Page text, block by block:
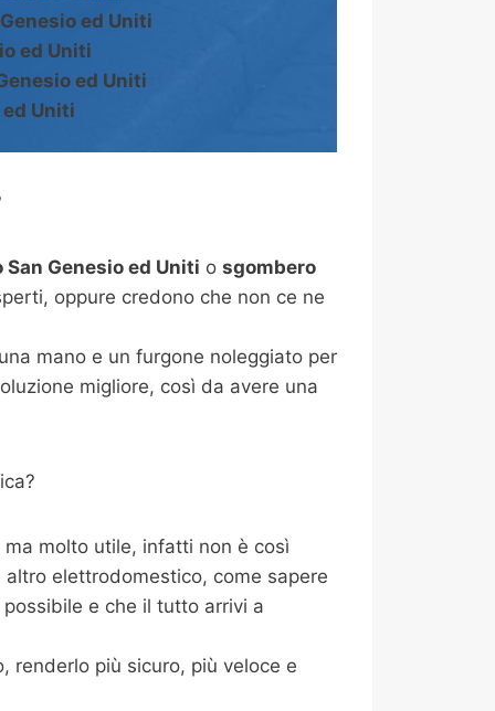
ed Uniti
ed Uniti
ed Uniti
ed Uniti
Genesio ed Uniti o sgombero
oppure credono che non ce ne
mano e un furgone noleggiato per
migliore, così da avere una
molto utile, infatti non è così
elettrodomestico, come sapere
e che il tutto arrivi a
renderlo più sicuro, più veloce e